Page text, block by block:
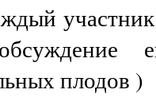
плодов )